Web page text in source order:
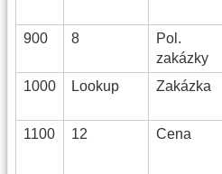
900 8
Pol.
zakázky
1000 Lookup Zakázka
1100 12 Cena